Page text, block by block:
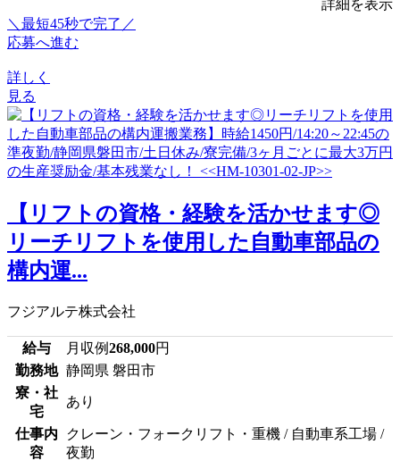
詳細を表示
＼最短45秒で完了／
応募へ進む
詳しく
見る
【リフトの資格・経験を活かせます◎
リーチリフトを使用した自動車部品の
構内運...
フジアルテ株式会社
給与 月収例268,000円
勤務地 静岡県 磐田市
寮・社
宅
あり
仕事内
容
クレーン・フォークリフト・重機 / 自動車系工場 /
夜勤